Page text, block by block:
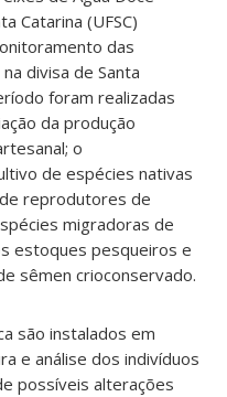
Catarina (UFSC)
das
divisa de Santa
foram realizadas
da produção
o
de espécies nativas
reprodutores de
migradoras de
estoques pesqueiros e
sêmen crioconservado.
são instalados em
e análise dos indivíduos
possíveis alterações